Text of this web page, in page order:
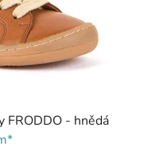
FRODDO - hnědá